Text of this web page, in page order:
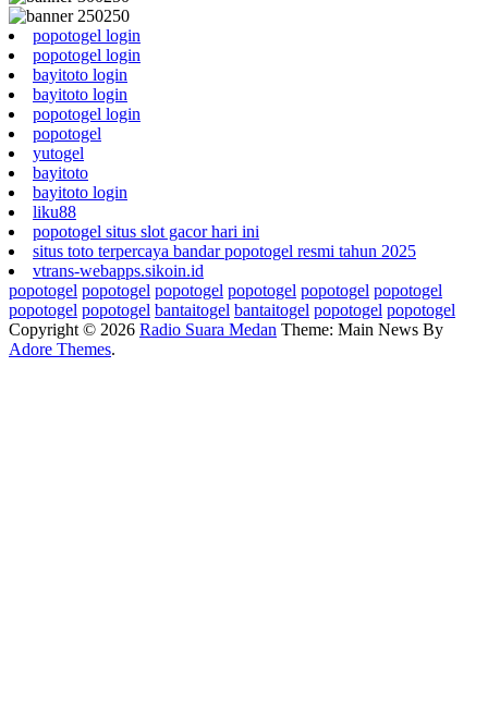
popotogel login
popotogel login
bayitoto login
bayitoto login
popotogel login
popotogel
yutogel
bayitoto
bayitoto login
liku88
popotogel situs slot gacor hari ini
situs toto terpercaya bandar popotogel resmi tahun 2025
vtrans-webapps.sikoin.id
popotogel popotogel popotogel popotogel popotogel popotogel
popotogel popotogel bantaitogel bantaitogel popotogel popotogel
Copyright © 2026 Radio Suara Medan Theme: Main News By
Adore Themes.